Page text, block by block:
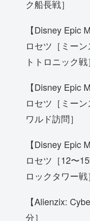
ク船長戦］
【Disney Epic
ロセツ［ミー
トトロニック戦］
【Disney Epic
ロセツ［ミー
ワルド訪問］
【Disney Epic
ロセツ［12〜
ロックタワー戦］
【Alienzix:
分］